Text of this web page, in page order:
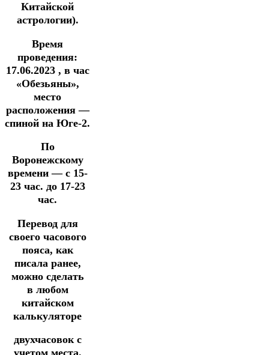
Китайской
астрологии).
Время
проведения:
17.06.2023 , в час
«Обезьяны»,
место
расположения —
спиной на Юге-2.
По
Воронежскому
времени — с 15-
23 час. до 17-23
час.
Перевод для
своего часового
пояса, как
писала ранее,
можно сделать
в любом
китайском
калькуляторе
двухчасовок с